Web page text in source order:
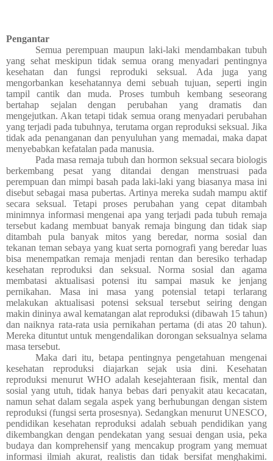
Pengantar
Semua perempuan maupun laki-laki mendambakan tubuh
yang sehat meskipun tidak semua orang menyadari pentingnya
kesehatan dan fungsi reproduki seksual. Ada juga yang
mengorbankan kesehatannya demi sebuah tujuan, seperti ingin
tampil cantik dan muda. Proses tumbuh kembang seseorang
bertahap sejalan dengan perubahan yang dramatis dan
mengejutkan. Akan tetapi tidak semua orang menyadari perubahan
yang terjadi pada tubuhnya, terutama organ reproduksi seksual. Jika
tidak ada penanganan dan penyuluhan yang memadai, maka dapat
menyebabkan kefatalan pada manusia.
Pada masa remaja tubuh dan hormon seksual secara biologis
berkembang pesat yang ditandai dengan menstruasi pada
perempuan dan mimpi basah pada laki-laki yang biasanya masa ini
disebut sebagai masa pubertas. Artinya mereka sudah mampu aktif
secara seksual. Tetapi proses perubahan yang cepat ditambah
minimnya informasi mengenai apa yang terjadi pada tubuh remaja
tersebut kadang membuat banyak remaja bingung dan tidak siap
ditambah pula banyak mitos yang beredar, norma sosial dan
tekanan teman sebaya yang kuat serta pornografi yang beredar luas
bisa menempatkan remaja menjadi rentan dan beresiko terhadap
kesehatan reproduksi dan seksual.
Norma sosial dan agama
membatasi aktualisasi potensi itu sampai masuk ke jenjang
pernikahan. Masa ini masa yang potensial tetapi terlarang
melakukan aktualisasi potensi seksual tersebut seiring dengan
makin dininya awal kematangan alat reproduksi (dibawah 15 tahun)
dan naiknya rata-rata usia pernikahan pertama (di atas 20 tahun).
Mereka dituntut untuk mengendalikan dorongan seksualnya selama
masa tersebut.
Maka dari itu, betapa pentingnya pengetahuan mengenai
kesehatan reproduksi diajarkan sejak usia dini. Kesehatan
reproduksi menurut WHO adalah kesejahteraan fisik, mental dan
sosial yang utuh, tidak hanya bebas dari penyakit atau kecacatan,
namun sehat dalam segala aspek yang berhubungan dengan sistem
reproduksi (fungsi serta prosesnya). Sedangkan menurut UNESCO,
pendidikan kesehatan reproduksi adalah sebuah pendidikan yang
dikembangkan dengan pendekatan yang sesuai dengan usia, peka
budaya dan komprehensif yang mencakup program yang memuat
informasi ilmiah akurat, realistis dan tidak bersifat menghakimi.